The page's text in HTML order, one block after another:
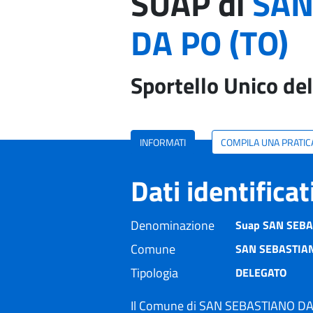
DA PO (TO)
Sportello Unico
INFORMATI COMPILA UNA
Dati
Denominazione Suap SAN
Comune SAN
Tipologia DELEGATO
Il Comune di SAN SEBASTIANO